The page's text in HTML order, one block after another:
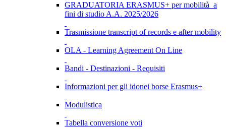
GRADUATORIA ERASMUS+ per mobilità a
fini di studio A.A. 2025/2026
Trasmissione transcript of records e after mobility
OLA - Learning Agreement On Line
Bandi - Destinazioni - Requisiti
Informazioni per gli idonei borse Erasmus+
Modulistica
Tabella conversione voti